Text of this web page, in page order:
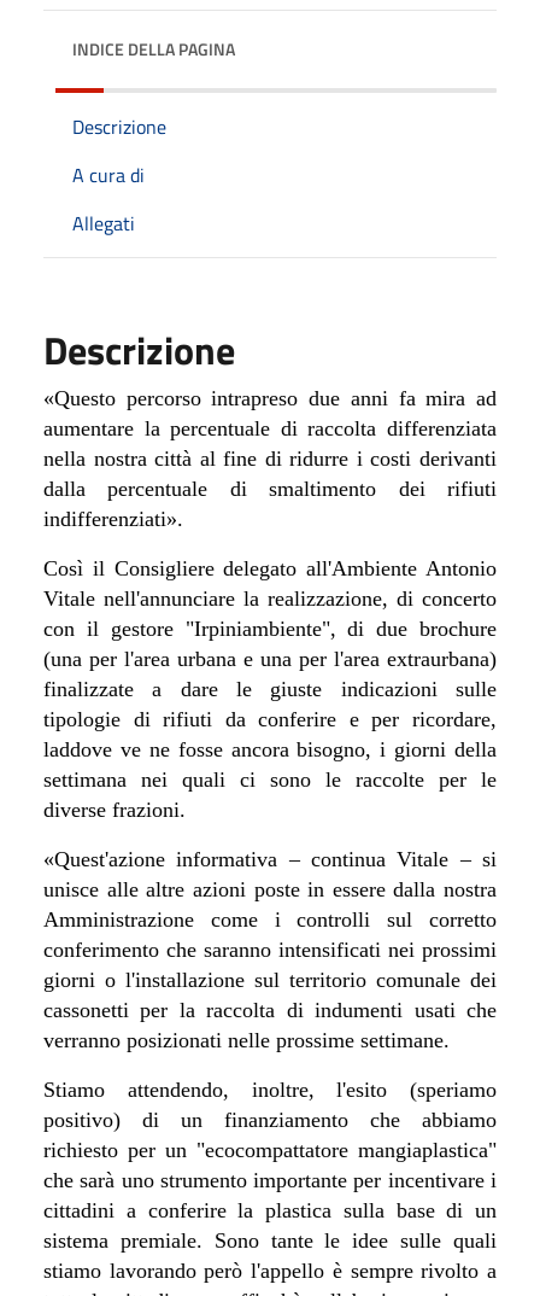
INDICE DELLA PAGINA
Descrizione
A cura di
Allegati
Descrizione
«Questo percorso intrapreso due anni fa mira ad
aumentare la percentuale di raccolta differenziata
nella nostra città al fine di ridurre i costi derivanti
dalla percentuale di smaltimento dei rifiuti
indifferenziati».
Così il Consigliere delegato all'Ambiente Antonio
Vitale nell'annunciare la realizzazione, di concerto
con il gestore "Irpiniambiente", di due brochure
(una per l'area urbana e una per l'area extraurbana)
finalizzate a dare le giuste indicazioni sulle
tipologie di rifiuti da conferire e per ricordare,
laddove ve ne fosse ancora bisogno, i giorni della
settimana nei quali ci sono le raccolte per le
diverse frazioni.
«Quest'azione informativa – continua Vitale – si
unisce alle altre azioni poste in essere dalla nostra
Amministrazione come i controlli sul corretto
conferimento che saranno intensificati nei prossimi
giorni o l'installazione sul territorio comunale dei
cassonetti per la raccolta di indumenti usati che
verranno posizionati nelle prossime settimane.
Stiamo attendendo, inoltre, l'esito (speriamo
positivo) di un finanziamento che abbiamo
richiesto per un "ecocompattatore mangiaplastica"
che sarà uno strumento importante per incentivare i
cittadini a conferire la plastica sulla base di un
sistema premiale. Sono tante le idee sulle quali
stiamo lavorando però l'appello è sempre rivolto a